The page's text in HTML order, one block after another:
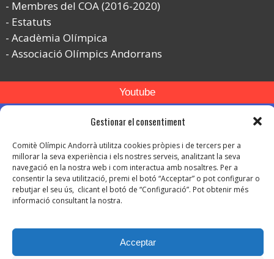
Gestionar el consentiment
Comitè Olímpic Andorrà utilitza cookies pròpies i de tercers per a
millorar la seva experiència i els nostres serveis, analitzant la seva
navegació en la nostra web i com interactua amb nosaltres. Per a
consentir la seva utilització, premi el botó “Acceptar” o pot configurar o
rebutjar el seu ús, clicant el botó de “Configuració”. Pot obtenir més
informació consultant la nostra.
Acceptar
Membres del COA (2016-2020)
Estatuts
Acadèmia Olímpica
Associació Olímpics Andorrans
Youtube
© Copyright 2026. Tots els drets reservats.
Avís legal-
Política de privacitat-